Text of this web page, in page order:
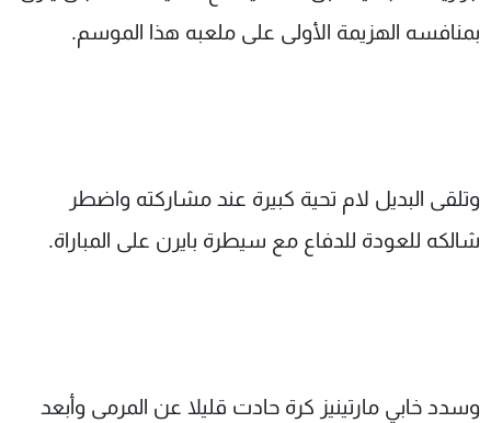
بمنافسه الهزيمة الأولى على ملعبه هذا الموسم.
وتلقى البديل لام تحية كبيرة عند مشاركته واضطر
شالكه للعودة للدفاع مع سيطرة بايرن على المباراة.
وسدد خابي مارتينيز كرة حادت قليلا عن المرمى وأبعد